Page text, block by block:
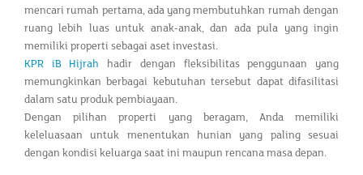
mencari rumah pertama, ada yang membutuhkan rumah dengan
ruang lebih luas untuk anak-anak, dan ada pula yang ingin
memiliki properti sebagai aset investasi.
KPR iB Hijrah hadir dengan fleksibilitas penggunaan yang
memungkinkan berbagai kebutuhan tersebut dapat difasilitasi
dalam satu produk pembiayaan.
Dengan pilihan properti yang beragam, Anda memiliki
keleluasaan untuk menentukan hunian yang paling sesuai
dengan kondisi keluarga saat ini maupun rencana masa depan.